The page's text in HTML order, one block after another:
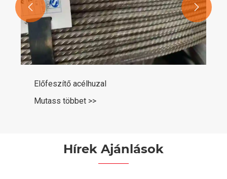
Előfeszítő acélhuzal
Mutass többet >>
 
Hírek Ajánlások